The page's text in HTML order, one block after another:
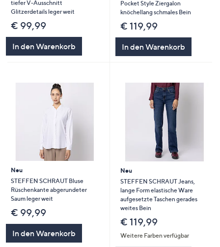
tiefer V-Ausschnitt
Glitzerdetails leger weit
€ 99,99
In den Warenkorb
Pocket Style Ziergalon
knöchellang schmales Bein
€ 119,99
In den Warenkorb
Neu
STEFFEN SCHRAUT Bluse
Rüschenkante abgerundeter
Saum leger weit
€ 99,99
In den Warenkorb
Neu
STEFFEN SCHRAUT Jeans,
lange Form elastische Ware
aufgesetzte Taschen gerades
weites Bein
€ 119,99
Weitere Farben verfügbar